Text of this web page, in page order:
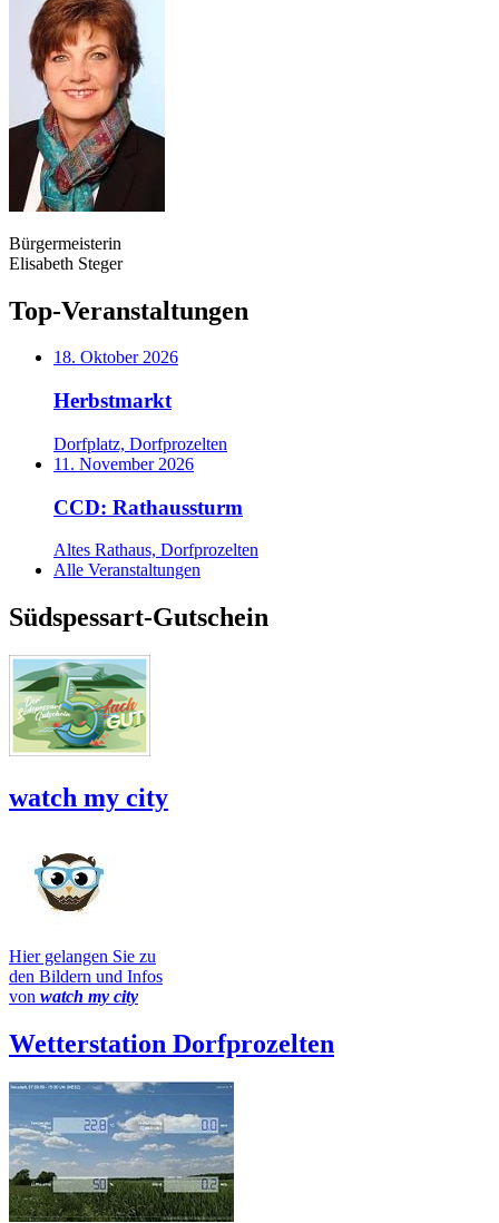
Bürgermeisterin
Elisabeth Steger
Top-Veranstaltungen
18. Oktober 2026
Herbstmarkt
Dorfplatz, Dorfprozelten
11. November 2026
CCD: Rathaussturm
Altes Rathaus, Dorfprozelten
Alle Veranstaltungen
Südspessart-Gutschein
watch my city
Hier gelangen Sie zu
den Bildern und Infos
von watch my city
Wetterstation Dorfprozelten